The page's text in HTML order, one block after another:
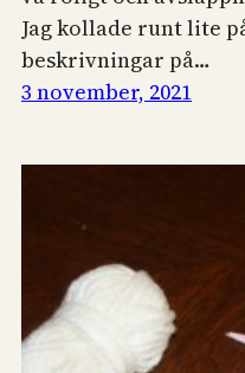
Jag kollade runt lite
beskrivningar på…
3 november, 2021